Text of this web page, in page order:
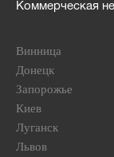
Коммерческая
Винница
Донецк
Запорожье
Киев
Луганск
Львов